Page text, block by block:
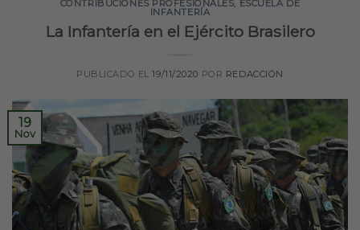
CONTRIBUCIONES PROFESIONALES, ESCUELA DE
INFANTERÍA
La Infantería en el Ejército Brasilero
PUBLICADO EL19/11/2020 POR REDACCIÓN
19
Nov